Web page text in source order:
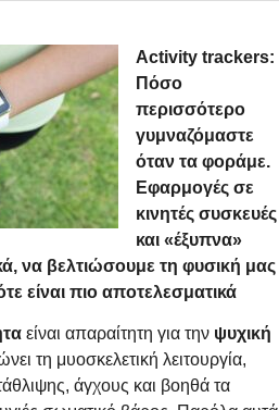
Activity trackers:
Πόσο
περισσότερο
γυμναζόμαστε
όταν τα φοράμε.
Εφαρμογές σε
κινητές συσκευές
και «έξυπνα»
να βελτιώσουμε τη φυσική μας
είναι πιο αποτελεσματικά
είναι απαραίτητη για την ψυχική
τη μυοσκελετική λειτουργία,
άγχους και βοηθά τα